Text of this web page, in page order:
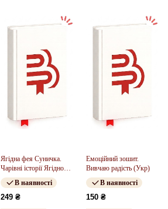
Ягідна фея Суничка.
Чарівні історії Ягідного
лісу (у)
В наявності
249 ₴
Емоційний зошит.
Вивчаю радість (Укр)
В наявності
150 ₴